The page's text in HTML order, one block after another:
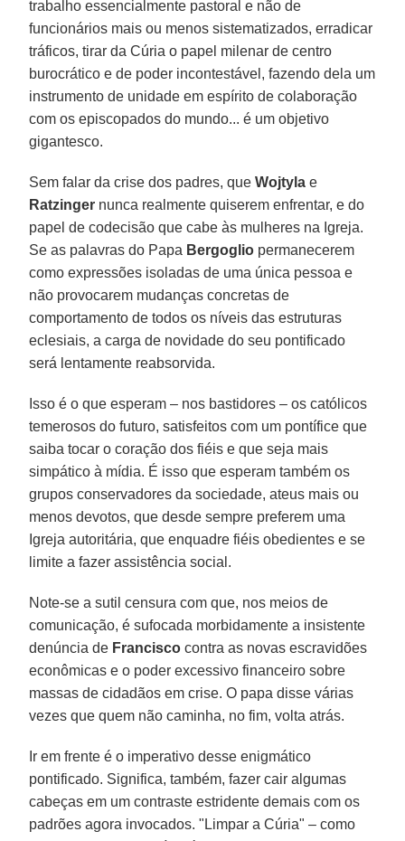
trabalho essencialmente pastoral e não de
funcionários mais ou menos sistematizados, erradicar
tráficos, tirar da Cúria o papel milenar de centro
burocrático e de poder incontestável, fazendo dela um
instrumento de unidade em espírito de colaboração
com os episcopados do mundo... é um objetivo
gigantesco.
Sem falar da crise dos padres, queWojtyla e
Ratzinger nunca realmente quiserem enfrentar, e do
papel de codecisão que cabe às mulheres na Igreja.
Se as palavras do Papa Bergoglio permanecerem
como expressões isoladas de uma única pessoa e
não provocarem mudanças concretas de
comportamento de todos os níveis das estruturas
eclesiais, a carga de novidade do seu pontificado
será lentamente reabsorvida.
Isso é o que esperam – nos bastidores – os católicos
temerosos do futuro, satisfeitos com um pontífice que
saiba tocar o coração dos fiéis e que seja mais
simpático à mídia. É isso que esperam também os
grupos conservadores da sociedade, ateus mais ou
menos devotos, que desde sempre preferem uma
Igreja autoritária, que enquadre fiéis obedientes e se
limite a fazer assistência social.
Note-se a sutil censura com que, nos meios de
comunicação, é sufocada morbidamente a insistente
denúncia de Francisco contra as novas escravidões
econômicas e o poder excessivo financeiro sobre
massas de cidadãos em crise. O papa disse várias
vezes que quem não caminha, no fim, volta atrás.
Ir em frente é o imperativo desse enigmático
pontificado. Significa, também, fazer cair algumas
cabeças em um contraste estridente demais com os
padrões agora invocados. "Limpar a Cúria" – como